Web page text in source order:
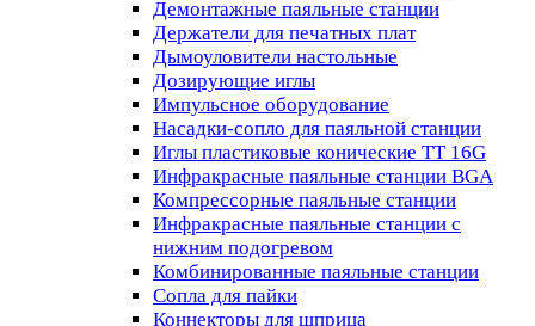
Демонтажные паяльные станции
Держатели для печатных плат
Дымоуловители настольные
Дозирующие иглы
Импульсное оборудование
Насадки-сопло для паяльной станции
Иглы пластиковые конические TT 16G
Инфракрасные паяльные станции BGA
Компрессорные паяльные станции
Инфракрасные паяльные станции с
нижним подогревом
Комбинированные паяльные станции
Сопла для пайки
Коннекторы для шприца